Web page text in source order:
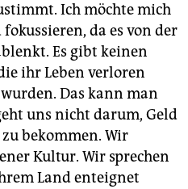
Ich möchte mich
da es von der
Es gibt keinen
ihr Leben verloren
Das kann man
uns nicht darum, Geld
bekommen. Wir
Kultur. Wir sprechen
Land enteignet